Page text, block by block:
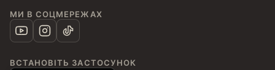
МИ В СОЦМЕРЕЖАХ
ВСТАНОВІТЬ ЗАСТОСУНОК